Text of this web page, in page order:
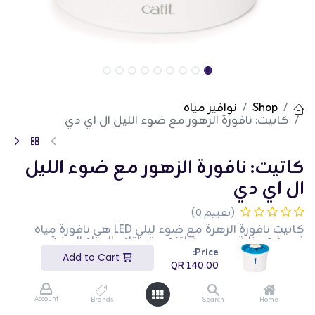
Price:
140.00
Home
Search
Brands
Account
Shop نوافير مياه
كاتيت: نافورة الزهور مع ضوء الليل ال اي دي
كاتيت: نافورة الزهور مع ضوء الليل
ال اي دي
(تقييم 0)
كاتيت نافورة الزهرة مع ضوء ليلي LED هي نافورة مياه
فريدة وجذابة مصممة لتزويد قطتك بالمياه العذبة
والمفلترة. تتميز هذه النافورة بتصميم الزهرة مع ثلاث
إعدادات لتدفق المياه لجذب قطتك لشرب المزيد. يضيف
الضوء الليلي LED المدمج توهجًا ناعمًا، مما يجعل من
السهل على قطتك العثور على النافورة في الظلام. يساعد
الفلتر ثلاثي المفعول في إزالة الشوائب، مما يضمن مياه
نظيفة وصحية. هذا المنتج مثالي لأصحاب القطط الذين